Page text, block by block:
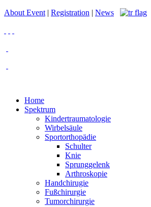
About Event | Registration | News
Home
Spektrum
Kindertraumatologie
Wirbelsäule
Sportorthopädie
Schulter
Knie
Sprunggelenk
Arthroskopie
Handchirugie
Fußchirurgie
Tumorchirurgie